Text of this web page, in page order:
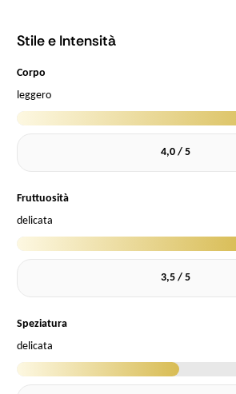
Stile e Intensità
Corpo
leggero
4,0 / 5
Fruttuosità
delicata
3,5 / 5
Speziatura
delicata